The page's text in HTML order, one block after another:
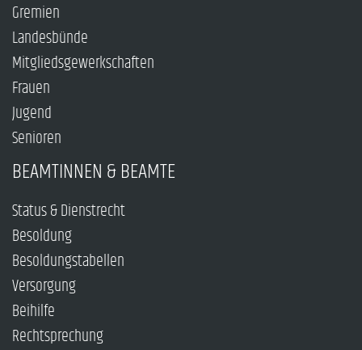
Gremien
Landesbünde
Mitgliedsgewerkschaften
Frauen
Jugend
Senioren
BEAMTINNEN & BEAMTE
Status & Dienstrecht
Besoldung
Besoldungstabellen
Versorgung
Beihilfe
Rechtsprechung